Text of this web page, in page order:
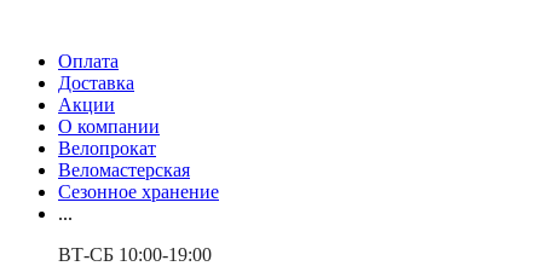
Оплата
Доставка
Акции
О компании
Велопрокат
Веломастерская
Сезонное хранение
...
ВТ-СБ 10:00-19:00